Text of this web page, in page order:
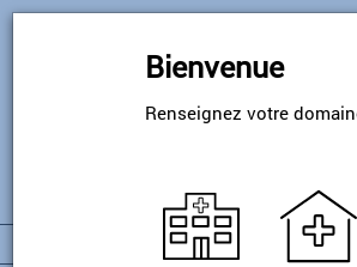
Skip
Bienvenue
Renseignez votre